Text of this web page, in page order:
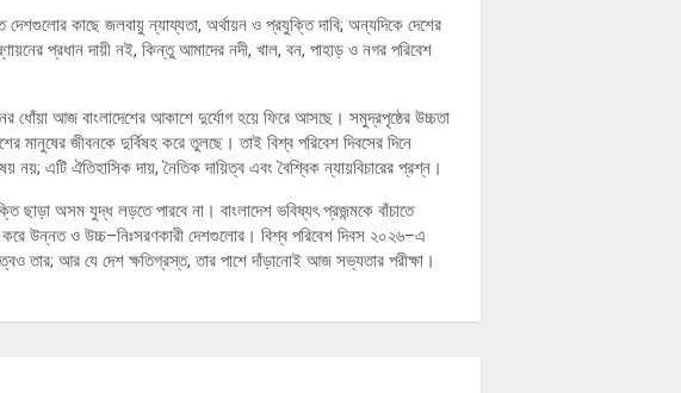
কাছে জলবায়ু ন্যায্যতা, অর্থায়ন ও প্রযুক্তি দাবি; অন্যদিকে দেশের
প্রধান দায়ী নই, কিন্তু আমাদের নদী, খাল, বন, পাহাড় ও নগর পরিবেশ
ধোঁয়া আজ বাংলাদেশের আকাশে দুর্যোগ হয়ে ফিরে আসছে। সমুদ্রপৃষ্ঠের উচ্চতা
মানুষের জীবনকে দুর্বিষহ করে তুলছে। তাই বিশ্ব পরিবেশ দিবসের দিনে
নয়; এটি ঐতিহাসিক দায়, নৈতিক দায়িত্ব এবং বৈশ্বিক ন্যায়বিচারের প্রশ্ন।
ছাড়া অসম যুদ্ধ লড়তে পারবে না। বাংলাদেশ ভবিষ্যৎ প্রজন্মকে বাঁচাতে
করে উন্নত ও উচ্চ–নিঃসরণকারী দেশগুলোর। বিশ্ব পরিবেশ দিবস ২০২৬–এ
তার; আর যে দেশ ক্ষতিগ্রস্ত, তার পাশে দাঁড়ানোই আজ সভ্যতার পরীক্ষা।